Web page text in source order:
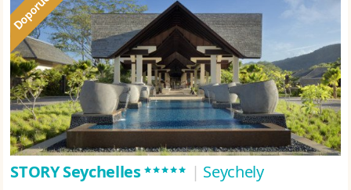
STORY Seychelles***** | Seychely